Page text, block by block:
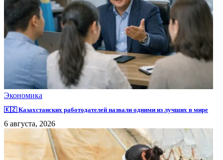
Экономика
🇰🇿 Казахстанских работодателей назвали одними из лучших в мире
6 августа, 2026